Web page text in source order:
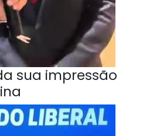
sua impressão